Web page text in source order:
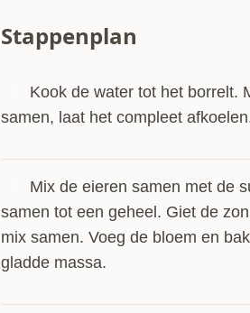
Stappenplan
Kook de water tot het borrelt.
samen, laat het compleet
Mix de eieren samen met de
samen tot een geheel. Giet de
mix samen. Voeg de bloem en
gladde massa.